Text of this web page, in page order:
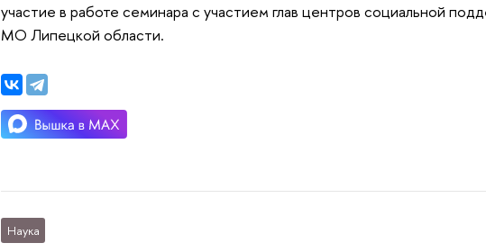
участие в работе семинара с участием глав центров социальной
МО Липецкой области.
Наука